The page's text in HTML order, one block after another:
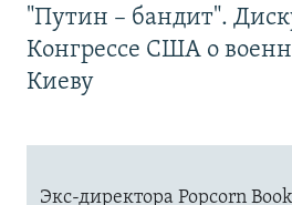
"Путин – бандит".
Конгрессе США о
Киеву